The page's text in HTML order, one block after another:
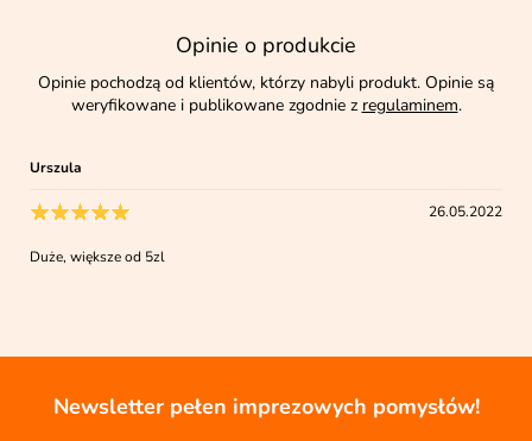
Opinie o produkcie
Opinie pochodzą od klientów, którzy nabyli produkt. Opinie są
weryfikowane i publikowane zgodnie z regulaminem.
Urszula
26.05.2022
Duże, większe od 5zl
Newsletter pełen imprezowych pomysłów!